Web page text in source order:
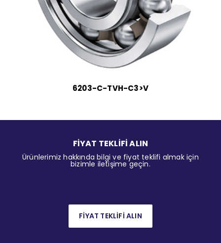
6203-C-TVH-C3>V
FİYAT TEKLİFİ ALIN
Ürünlerimiz hakkında bilgi ve fiyat teklifi almak için
bizimle iletişime geçin.
FİYAT TEKLİFİ ALIN